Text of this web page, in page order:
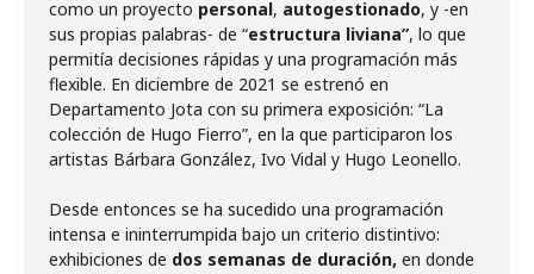
como un proyecto personal, autogestionado, y -en
sus propias palabras- de “estructura liviana”, lo que
permitía decisiones rápidas y una programación más
flexible. En diciembre de 2021 se estrenó en
Departamento Jota con su primera exposición: “La
colección de Hugo Fierro”, en la que participaron los
artistas Bárbara González, Ivo Vidal y Hugo Leonello.
Desde entonces se ha sucedido una programación
intensa e ininterrumpida bajo un criterio distintivo:
exhibiciones de dos semanas de duración, en donde